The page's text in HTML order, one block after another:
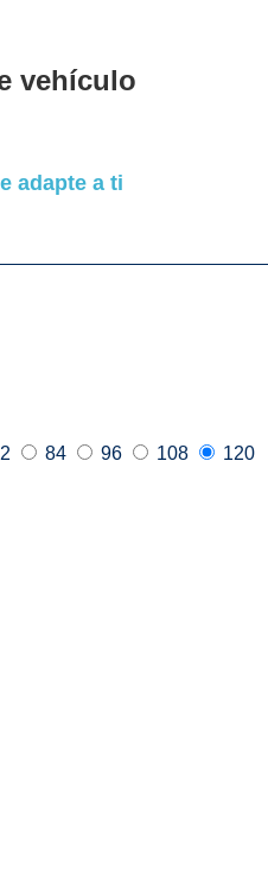
vehículo
adapte a ti
84 96 108
120